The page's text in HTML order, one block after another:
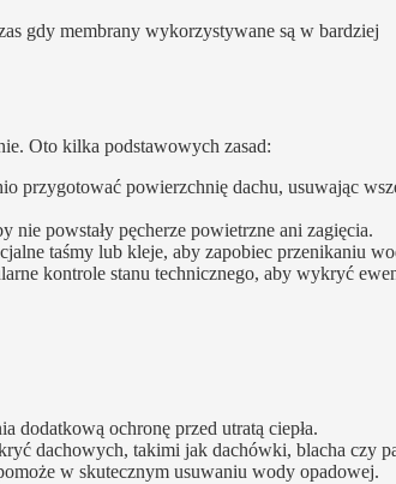
gdy membrany wykorzystywane są w bardziej
Oto kilka podstawowych zasad:
przygotować powierzchnię dachu, usuwając
nie powstały pęcherze powietrzne ani zagięcia.
taśmy lub kleje, aby zapobiec przenikaniu
kontrole stanu technicznego, aby wykryć
dodatkową ochronę przed utratą ciepła.
dachowych, takimi jak dachówki, blacha czy
w skutecznym usuwaniu wody opadowej.